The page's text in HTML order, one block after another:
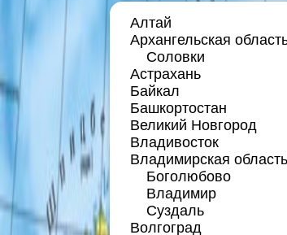
Алтай
Архангельская
Соловки
Астрахань
Байкал
Башкортостан
Великий Новгород
Владивосток
Владимирская область
Боголюбово
Владимир
Суздаль
Волгоград